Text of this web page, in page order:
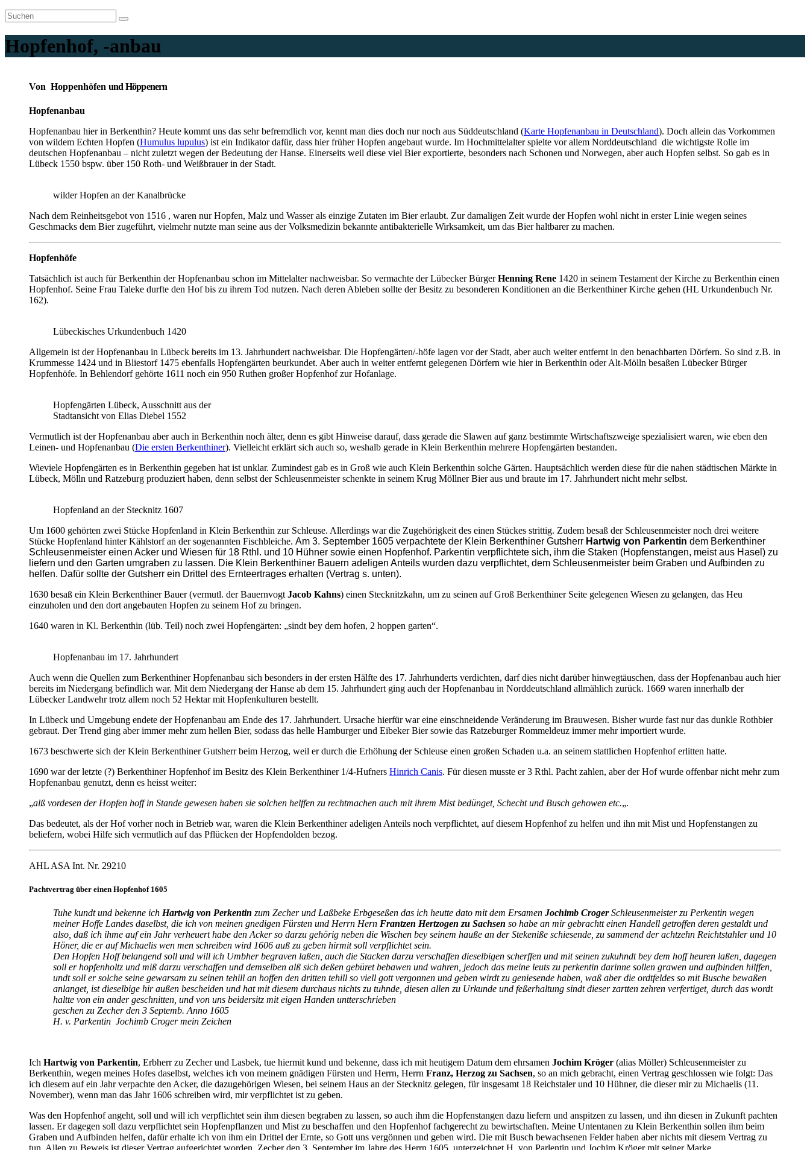
Hopfenhof, -anbau
Von Hoppenhöfen undHöppenern
Hopfenanbau
Hopfenanbau hier in Berkenthin? Heute kommt uns das sehr befremdlich vor, kennt man dies doch nur noch aus Süddeutschland (Karte Hopfenanbau in Deutschland). Doch allein das Vorkommen
von wildem Echten Hopfen (Humulus lupulus) ist ein Indikator dafür, dass hier früher Hopfen angebaut wurde. Im Hochmittelalter spielte vor allem Norddeutschland die wichtigste Rolle im
deutschen Hopfenanbau – nicht zuletzt wegen der Bedeutung der Hanse. Einerseits weil diese viel Bier exportierte, besonders nach Schonen und Norwegen, aber auch Hopfen selbst. So gab es in
Lübeck 1550 bspw. über 150 Roth- und Weißbrauer in der Stadt.
wilder Hopfen an der Kanalbrücke
Nach dem Reinheitsgebot von 1516 , waren nur Hopfen, Malz und Wasser als einzige Zutaten im Bier erlaubt. Zur damaligen Zeit wurde der Hopfen wohl nicht in erster Linie wegen seines
Geschmacks dem Bier zugeführt, vielmehr nutzte man seine aus der Volksmedizin bekannte antibakterielle Wirksamkeit, um das Bier haltbarer zu machen.
Hopfenhöfe
Tatsächlich ist auch für Berkenthin der Hopfenanbau schon im Mittelalter nachweisbar. So vermachte der Lübecker BürgerHenning Rene 1420 in seinem Testament der Kirche zu Berkenthin einen
Hopfenhof. Seine Frau Taleke durfte den Hof bis zu ihrem Tod nutzen. Nach deren Ableben sollte der Besitz zu besonderen Konditionen an die Berkenthiner Kirche gehen (HL Urkundenbuch Nr.
162).
Lübeckisches Urkundenbuch 1420
Allgemein ist der Hopfenanbau in Lübeck bereits im 13. Jahrhundert nachweisbar. Die Hopfengärten/-höfe lagen vor der Stadt, aber auch weiter entfernt in den benachbarten Dörfern. So sind z.B. in
Krummesse 1424 und in Bliestorf 1475 ebenfalls Hopfengärten beurkundet. Aber auch in weiter entfernt gelegenen Dörfern wie hier in Berkenthin oder Alt-Mölln besaßen Lübecker Bürger
Hopfenhöfe. In Behlendorf gehörte 1611 noch ein 950 Ruthen großer Hopfenhof zur Hofanlage.
Hopfengärten Lübeck, Ausschnitt aus der
Stadtansicht von Elias Diebel 1552
Vermutlich ist der Hopfenanbau aber auch in Berkenthin noch älter, denn es gibt Hinweise darauf, dass gerade die Slawen auf ganz bestimmte Wirtschaftszweige spezialisiert waren, wie eben den
Leinen- und Hopfenanbau (Die ersten Berkenthiner). Vielleicht erklärt sich auch so, weshalb gerade in Klein Berkenthin mehrere Hopfengärten bestanden.
Wieviele Hopfengärten es in Berkenthin gegeben hat ist unklar. Zumindest gab es in Groß wie auch Klein Berkenthin solche Gärten. Hauptsächlich werden diese für die nahen städtischen Märkte in
Lübeck, Mölln und Ratzeburg produziert haben, denn selbst der Schleusenmeister schenkte in seinem Krug Möllner Bier aus und braute im 17. Jahrhundert nicht mehr selbst.
Hopfenland an der Stecknitz 1607
Um 1600 gehörten zwei Stücke Hopfenland in Klein Berkenthin zur Schleuse. Allerdings war die Zugehörigkeit des einen Stückes strittig. Zudem besaß der Schleusenmeister noch drei weitere
Stücke Hopfenland hinter Kählstorf an der sogenannten Fischbleiche. Am 3. September 1605 verpachtete der Klein Berkenthiner Gutsherr Hartwig von Parkentin dem Berkenthiner
Schleusenmeister einen Acker und Wiesen für 18 Rthl. und 10 Hühner sowie einen Hopfenhof. Parkentin verpflichtete sich, ihm die Staken (Hopfenstangen, meist aus Hasel) zu
liefern und den Garten umgraben zu lassen. Die Klein Berkenthiner Bauern adeligen Anteils wurden dazu verpflichtet, dem Schleusenmeister beim Graben und Aufbinden zu
helfen. Dafür sollte der Gutsherr ein Drittel des Ernteertrages erhalten (Vertrag s. unten).
1630 besaß ein Klein Berkenthiner Bauer (vermutl. der Bauernvogt Jacob Kahns) einen Stecknitzkahn, um zu seinen auf Groß Berkenthiner Seite gelegenen Wiesen zu gelangen, das Heu
einzuholen und den dort angebauten Hopfen zu seinem Hof zu bringen.
1640 waren in Kl. Berkenthin (lüb. Teil) noch zwei Hopfengärten: „sindt bey dem hofen, 2 hoppen garten“.
Hopfenanbau im 17. Jahrhundert
Auch wenn die Quellen zum Berkenthiner Hopfenanbau sich besonders in der ersten Hälfte des 17. Jahrhunderts verdichten, darf dies nicht darüber hinwegtäuschen, dass der Hopfenanbau auch hier
bereits im Niedergang befindlich war. Mit dem Niedergang der Hanse ab dem 15. Jahrhundert ging auch der Hopfenanbau in Norddeutschland allmählich zurück. 1669 waren innerhalb der
Lübecker Landwehr trotz allem noch 52 Hektar mit Hopfenkulturen bestellt.
In Lübeck und Umgebung endete der Hopfenanbau am Ende des 17. Jahrhundert. Ursache hierfür war eine einschneidende Veränderung im Brauwesen. Bisher wurde fast nur das dunkle Rothbier
gebraut. Der Trend ging aber immer mehr zum hellen Bier, sodass das helle Hamburger und Eibeker Bier sowie das Ratzeburger Rommeldeuz immer mehr importiert wurde.
1673 beschwerte sich der Klein Berkenthiner Gutsherr beim Herzog, weil er durch die Erhöhung der Schleuse einen großen Schaden u.a. an seinem stattlichen Hopfenhof erlitten hatte.
1690 war der letzte (?) Berkenthiner Hopfenhof im Besitz des Klein Berkenthiner 1/4-Hufners Hinrich Canis. Für diesen musste er 3 Rthl. Pacht zahlen, aber der Hof wurde offenbar nicht mehr zum
Hopfenanbau genutzt, denn es heisst weiter:
„alß vordesen der Hopfen hoff in Stande gewesen haben sie solchen helffen zu rechtmachen auch mit ihrem Mist bedünget, Schecht und Busch gehowen etc.„.
Das bedeutet, als der Hof vorher noch in Betrieb war, waren die Klein Berkenthiner adeligen Anteils noch verpflichtet, auf diesem Hopfenhof zu helfen und ihn mit Mist und Hopfenstangen zu
beliefern, wobei Hilfe sich vermutlich auf das Pflücken der Hopfendolden bezog.
AHL ASA Int. Nr. 29210
Pachtvertrag über einen Hopfenhof 1605
Tuhe kundt und bekenne ich Hartwig von Perkentin zum Zecher und Laßbeke Erbgeseßen das ich heutte dato mit dem Ersamen Jochimb CrogerSchleusenmeister zu Perkentin wegen
meiner Hoffe Landes daselbst, die ich von meinen gnedigen Fürsten und Herrn Hern Frantzen Hertzogen zu Sachsen so habe an mir gebrachtt einen Handell getroffen deren gestaldt und
also, daß ich ihme auf ein Jahr verheuert habe den Acker so darzu gehörig neben die Wischen bey seinem hauße an der Stekeniße schiesende, zu sammend der achtzehn Reichtstahler und 10
Höner, die er auf Michaelis wen men schreiben wird 1606 auß zu geben hirmit soll verpflichtet sein.
Den Hopfen Hoff belangend soll und will ich Umbher begraven laßen, auch die Stacken darzu verschaffen dieselbigen scherffen und mit seinen zukuhndt bey dem hoff heuren laßen, dagegen
soll er hopfenholtz und miß darzu verschaffen und demselben alß sich deßen gebüret bebawen und wahren, jedoch das meine leuts zu perkentin darinne sollen grawen und aufbinden hilffen,
undt soll er solche seine gewarsam zu seinen tehill an hoffen den dritten tehill so viell gott vergonnen und geben wirdt zu geniesende haben, waß aber die ordtfeldes so mit Busche bewaßen
anlanget, ist dieselbige hir außen bescheiden und hat mit diesem durchaus nichts zu tuhnde, diesen allen zu Urkunde und feßerhaltung sindt dieser zartten zehren verfertiget, durch das wordt
haltte von ein ander geschnitten, und von uns beidersitz mit eigen Handen untterschrieben
geschen zu Zecher den 3 Septemb. Anno 1605
H. v. Parkentin Jochimb Croger mein Zeichen
Ich Hartwig von Parkentin, Erbherr zu Zecher und Lasbek, tue hiermit kund und bekenne, dass ich mit heutigem Datum dem ehrsamen Jochim Kröger (alias Möller) Schleusenmeister zu
Berkenthin, wegen meines Hofes daselbst, welches ich von meinem gnädigen Fürsten und Herrn, Herrn Franz, Herzog zu Sachsen, so an mich gebracht, einen Vertrag geschlossen wie folgt: Das
ich diesem auf ein Jahr verpachte den Acker, die dazugehörigen Wiesen, bei seinem Haus an der Stecknitz gelegen, für insgesamt 18 Reichstaler und 10 Hühner, die dieser mir zu Michaelis (11.
November), wenn man das Jahr 1606 schreiben wird, mir verpflichtet ist zu geben.
Was den Hopfenhof angeht, soll und will ich verpflichtet sein ihm diesen begraben zu lassen, so auch ihm die Hopfenstangen dazu liefern und anspitzen zu lassen, und ihn diesen in Zukunft pachten
lassen. Er dagegen soll dazu verpflichtet sein Hopfenpflanzen und Mist zu beschaffen und den Hopfenhof fachgerecht zu bewirtschaften. Meine Untentanen zu Klein Berkenthin sollen ihm beim
Graben und Aufbinden helfen, dafür erhalte ich von ihm ein Drittel der Ernte, so Gott uns vergönnen und geben wird. Die mit Busch bewachsenen Felder haben aber nichts mit diesem Vertrag zu
tun. Allen zu Beweis ist dieser Vertrag aufgerichtet worden, Zecher den 3. September im Jahre des Herrn 1605, unterzeichnet H. von Parlentin und Jochim Kröger mit seiner Marke